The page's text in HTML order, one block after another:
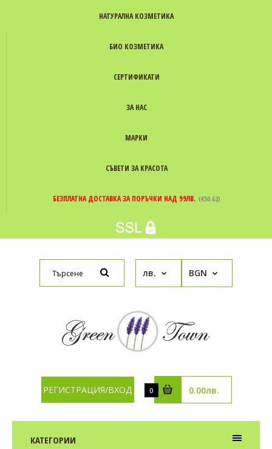
НАТУРАЛНА КОЗМЕТИКА
БИО КОЗМЕТИКА
СЕРТИФИКАТИ
ЗА НАС
МАРКИ
СЪВЕТИ ЗА КРАСОТА
БЕЗПЛАТНА ДОСТАВКА ЗА ПОРЪЧКИ НАД 99ЛВ. (€50.62)
лв. BGN
РЕГИСТРАЦИЯ/ВХОД 0 0.00лв.
КАТЕГОРИИ